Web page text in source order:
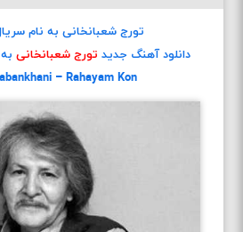
تورج شعبانخانی به نام
دانلود آهنگ جدید تورج شعبانخانی
– Rahayam Kon